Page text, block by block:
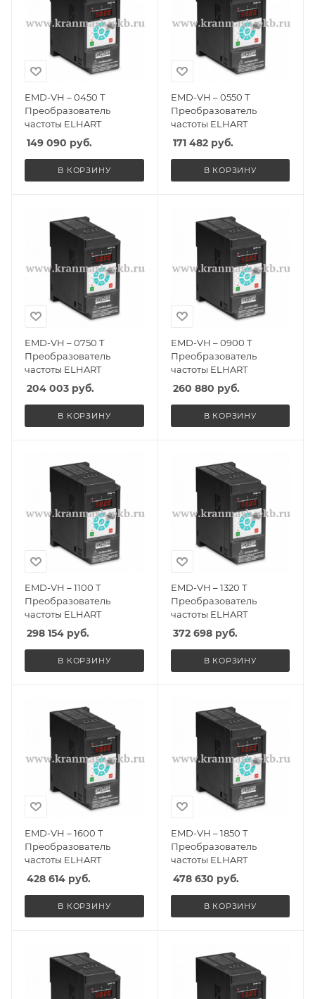
EMD-VH – 0450 T
Преобразователь
частоты ELHART
149 090 руб.
В КОРЗИНУ
EMD-VH – 0550 T
Преобразователь
частоты ELHART
171 482руб.
В КОРЗИНУ
EMD-VH – 0750 T
Преобразователь
частоты ELHART
204 003 руб.
В КОРЗИНУ
EMD-VH – 0900 T
Преобразователь
частоты ELHART
260 880 руб.
В КОРЗИНУ
EMD-VH – 1100 T
Преобразователь
частоты ELHART
298 154 руб.
В КОРЗИНУ
EMD-VH – 1320 T
Преобразователь
частоты ELHART
372 698руб.
В КОРЗИНУ
EMD-VH – 1600 T
Преобразователь
частоты ELHART
428 614 руб.
В КОРЗИНУ
EMD-VH – 1850 T
Преобразователь
частоты ELHART
478 630 руб.
В КОРЗИНУ